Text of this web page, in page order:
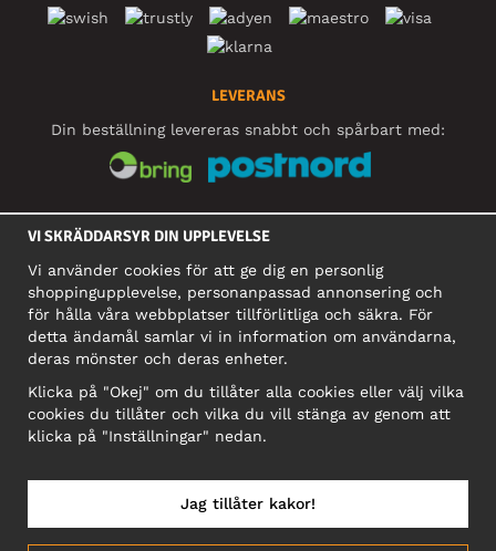
LEVERANS
Din beställning levereras snabbt och spårbart med:
SOCIALA MEDIER
FÖRETAG
Motley Denim Europe OÜ
Narva mnt 5, EE-10117 Tallinn
Org: 12356245, Momsnummer: SE502090048501
OBS! Skicka inte varureturer till denna adress!
VI SKRÄDDARSYR DIN UPPLEVELSE
Vi använder cookies för att ge dig en personlig
shoppingupplevelse, personanpassad annonsering och
för hålla våra webbplatser tillförlitliga och säkra. För
detta ändamål samlar vi in information om användarna,
deras mönster och deras enheter.
Klicka på "Okej" om du tillåter alla cookies eller välj vilka
cookies du tillåter och vilka du vill stänga av genom att
klicka på "Inställningar" nedan.
Jag tillåter kakor!